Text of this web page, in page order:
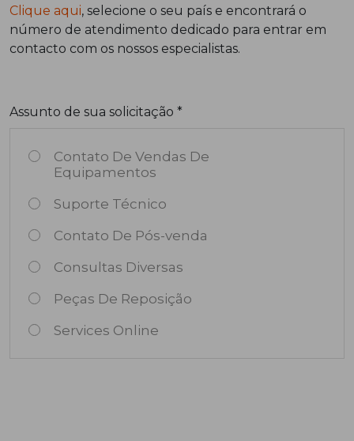
Clique aqui, selecione o seu país e encontrará o
número de atendimento dedicado para entrar em
contacto com os nossos especialistas.
Assunto de sua solicitação *
Contato De Vendas De
Equipamentos
Suporte Técnico
Contato De Pós-venda
Consultas Diversas
Peças De Reposição
Services Online